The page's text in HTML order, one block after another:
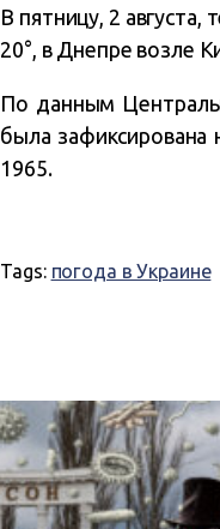
В пятницу, 2
20°, в Днепре возле
По данным
была зафиксирована
1965.
Tags: погода в Украине